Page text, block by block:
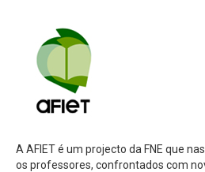
A AFIET é um projecto da FNE que
os professores, confrontados com